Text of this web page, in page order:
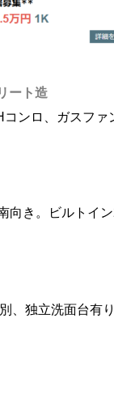
ート造
ンロ、ガスファ
向き。ビルトイ
、独立洗面台有り